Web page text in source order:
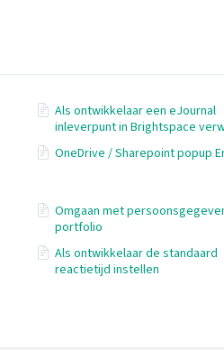
Als ontwikkelaar een eJournal
inleverpunt in Brightspace
OneDrive / Sharepoint popup
Omgaan met
portfolio
Als ontwikkelaar de standaard
reactietijd instellen